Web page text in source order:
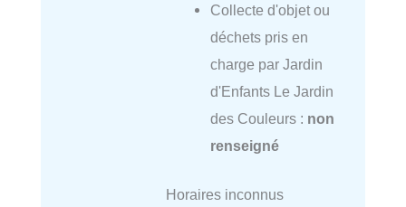
Collecte d'objet ou
déchets pris en
charge par Jardin
d'Enfants Le Jardin
des Couleurs : non
renseigné
Horaires inconnus